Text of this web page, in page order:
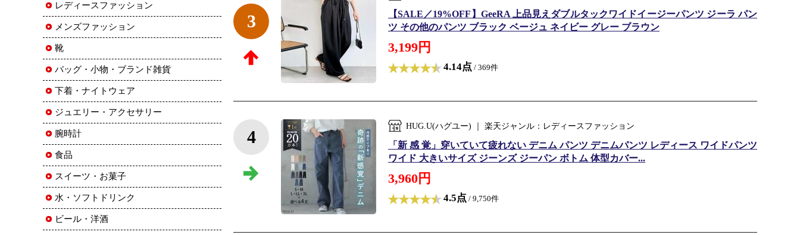
3
【SALE／19%OFF】GeeRA 上品見えダブルタックワイドイージーパンツ ジーラ パン
ツ その他のパンツ ブラック ベージュ ネイビー グレー ブラウン
3,199円
4.14点 / 369件
4
HUG.U(ハグユー) ｜ 楽天ジャンル：レディースファッション
「新 感 覚」穿いていて疲れない デニム パンツ デニムパンツ レディース ワイドパンツ
ワイド 大きいサイズ ジーンズ ジーパン ボトム 体型カバー...
3,960円
4.5点 / 9,750件
レディースファッション
メンズファッション
靴
バッグ・小物・ブランド雑貨
下着・ナイトウェア
ジュエリー・アクセサリー
腕時計
食品
スイーツ・お菓子
水・ソフトドリンク
ビール・洋酒